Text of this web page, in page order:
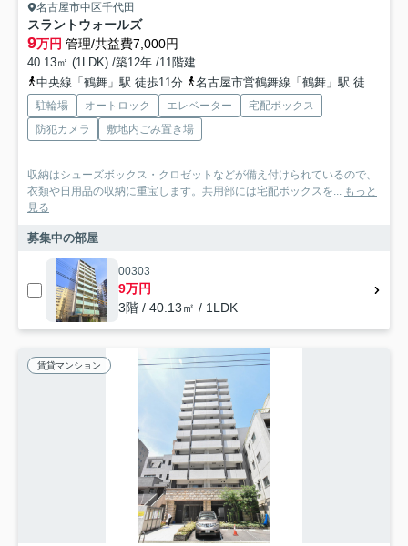
名古屋市中区千代田
スラントウォールズ
9万円 管理/共益費7,000円
40.13㎡ (1LDK) /築12年 /11階建
中央線「鶴舞」駅 徒歩11分
名古屋市営鶴舞線「鶴舞」駅 徒歩11分
駐輪場 オートロック エレベーター
宅配ボックス
防犯カメラ
敷地内ごみ置き場
収納はシューズボックス・クロゼットなどが備え付けられているので、
衣類や日用品の収納に重宝します。共用部には宅配ボックスを... もっと
見る
募集中の部屋
00303
9万円
3階 / 40.13㎡ / 1LDK
賃貸マンション